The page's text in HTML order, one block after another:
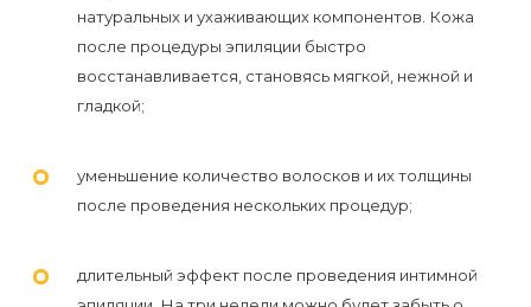
знать
визитом
натуральных и ухаживающих компонентов. Кожа
после процедуры эпиляции быстро
восстанавливается, становясь мягкой, нежной и
гладкой;
уменьшение количество волосков и их толщины
после проведения нескольких процедур;
длительный эффект после проведения интимной